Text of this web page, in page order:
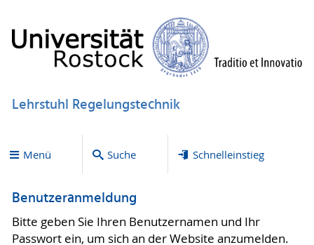
Lehrstuhl Regelungstechnik
Menü Suche Schnelleinstieg
Benutzeranmeldung
Bitte geben Sie Ihren Benutzernamen und Ihr
Passwort ein, um sich an der Website anzumelden.